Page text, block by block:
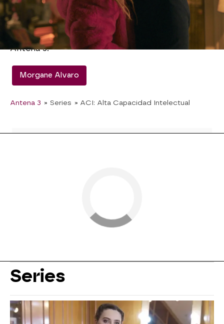
¿Será Gilles capaz de no abrir la boca? ¿Se
enterará Karadec de todo esto? Descúbrelo en
unnuevo episodio de ‘ACI: Alta Capacidad
Intelectual’ , esta noche a las 22:45 horas en
Antena 3.
Morgane Alvaro
Antena 3 » Series » ACI: Alta Capacidad Intelectual
Series